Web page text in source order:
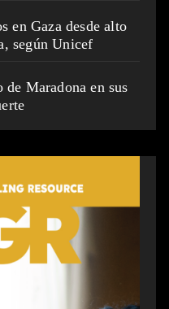
en Gaza desde alto
según Unicef
Maradona en sus